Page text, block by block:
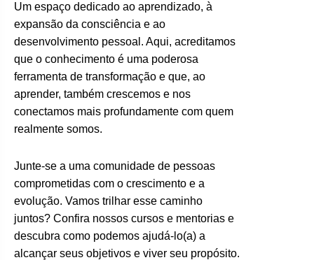
Um espaço dedicado ao aprendizado, à
expansão da consciência e ao
desenvolvimento pessoal. Aqui, acreditamos
que o conhecimento é uma poderosa
ferramenta de transformação e que, ao
aprender, também crescemos e nos
conectamos mais profundamente com quem
realmente somos.
Junte-se a uma comunidade de pessoas
comprometidas com o crescimento e a
evolução. Vamos trilhar esse caminho
juntos? Confira nossos cursos e mentorias e
descubra como podemos ajudá-lo(a) a
alcançar seus objetivos e viver seu propósito.